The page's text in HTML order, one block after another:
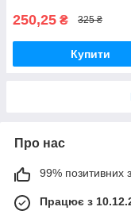
250,25 ₴ 325 ₴
Купити
Про нас
99% позитивних з
Працює з